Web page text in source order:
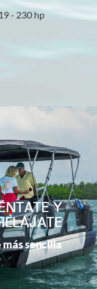
- 230 hp
Y
más sencilla